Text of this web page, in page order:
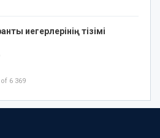
иегерлерінің тізімі
of 6 369